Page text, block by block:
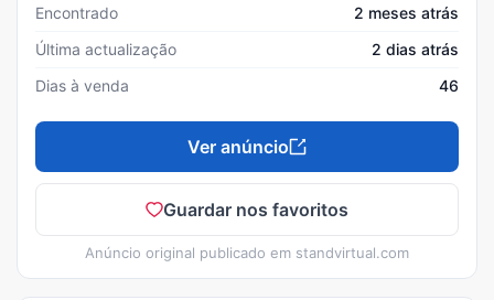
Encontrado
2 meses atrás
Última actualização
2 dias atrás
Dias à venda
46
Ver anúncio
Guardar nos favoritos
Anúncio original publicado em standvirtual.com